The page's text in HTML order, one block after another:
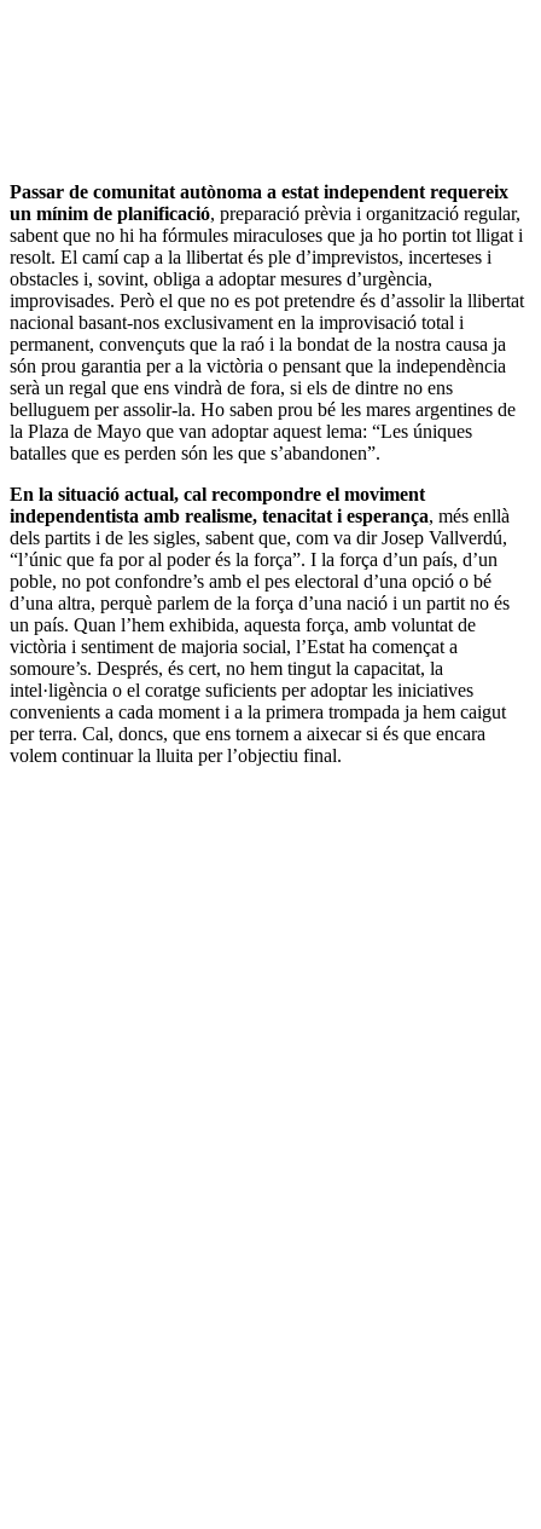
Passar de comunitat autònoma a estat independent requereix
un mínim de planificació, preparació prèvia i organització regular,
sabent que no hi ha fórmules miraculoses que ja ho portin tot lligat i
resolt. El camí cap a la llibertat és ple d’imprevistos, incerteses i
obstacles i, sovint, obliga a adoptar mesures d’urgència,
improvisades. Però el que no es pot pretendre és d’assolir la llibertat
nacional basant-nos exclusivament en la improvisació total i
permanent, convençuts que la raó i la bondat de la nostra causa ja
són prou garantia per a la victòria o pensant que la independència
serà un regal que ens vindrà de fora, si els de dintre no ens
belluguem per assolir-la. Ho saben prou bé les mares argentines de
la Plaza de Mayo que van adoptar aquest lema: “Les úniques
batalles que es perden són les que s’abandonen”.
En la situació actual, cal recompondre el moviment
independentista amb realisme, tenacitat i esperança, més enllà
dels partits i de les sigles, sabent que, com va dir Josep Vallverdú,
“l’únic que fa por al poder és la força”. I la força d’un país, d’un
poble, no pot confondre’s amb el pes electoral d’una opció o bé
d’una altra, perquè parlem de la força d’una nació i un partit no és
un país. Quan l’hem exhibida, aquesta força, amb voluntat de
victòria i sentiment de majoria social, l’Estat ha començat a
somoure’s. Després, és cert, no hem tingut la capacitat, la
intel·ligència o el coratge suficients per adoptar les iniciatives
convenients a cada moment i a la primera trompada ja hem caigut
per terra. Cal, doncs, que ens tornem a aixecar si és que encara
volem continuar la lluita per l’objectiu final.